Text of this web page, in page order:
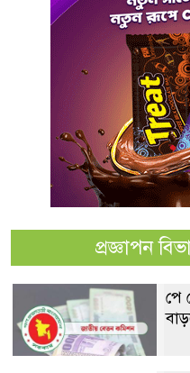
প্রজ্ঞাপন
পে